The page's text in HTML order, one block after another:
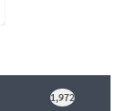
1,972